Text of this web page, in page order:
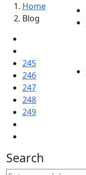
Home
Blog
245
246
247
248
249
Search